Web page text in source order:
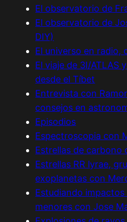
El observatorio de
El observatorio de
DIY)
El universo en radio,
El viaje de 3I/ATLAS
desde el Tíbet
Entrevista con
consejos en
Episodios
Espectroscopia con
Estrellas de carbono
Estrellas RR lyrae,
exoplanetas con
Estudiando
menores con Jose